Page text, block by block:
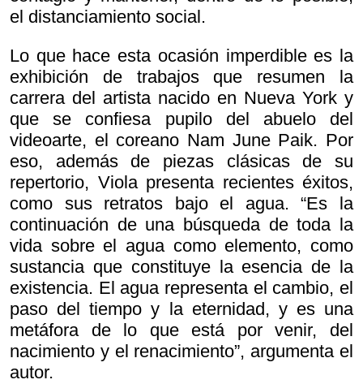
el distanciamiento social.
Lo que hace esta ocasión imperdible es la
exhibición de trabajos que resumen la
carrera del artista nacido en Nueva York y
que se confiesa pupilo del abuelo del
videoarte, el coreano Nam June Paik. Por
eso, además de piezas clásicas de su
repertorio, Viola presenta recientes éxitos,
como sus retratos bajo el agua. “Es la
continuación de una búsqueda de toda la
vida sobre el agua como elemento, como
sustancia que constituye la esencia de la
existencia. El agua representa el cambio, el
paso del tiempo y la eternidad, y es una
metáfora de lo que está por venir, del
nacimiento y el renacimiento”, argumenta el
autor.